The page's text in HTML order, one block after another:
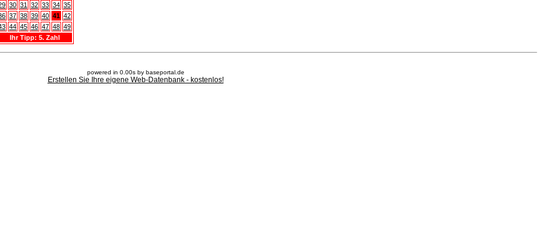
30 31 32 33 34 35
37 38 39 40 41 42
44 45 46 47 48 49
Ihr Tipp: 5. Zahl
powered in 0.00s by baseportal.de
Erstellen Sie Ihre eigene Web-Datenbank - kostenlos!